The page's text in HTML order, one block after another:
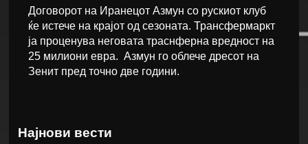
Договорот на Иранецот Азмун со рускиот клуб
ќе истече на крајот од сезоната. Трансфермаркт
ја проценува неговата траснферна вредност на
25 милиони евра. Азмун го облече дресот на
Зенит пред точно две години.
Најнови вести